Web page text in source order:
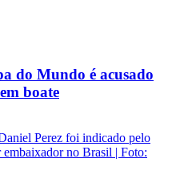
do Mundo é acusado
boate